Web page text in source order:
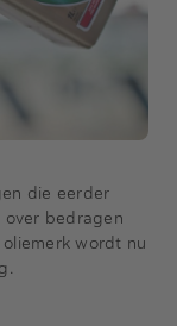
die eerder
over bedragen
wordt nu